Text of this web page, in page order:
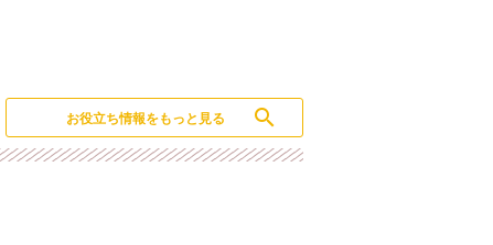
お役立ち情報をもっと見る search